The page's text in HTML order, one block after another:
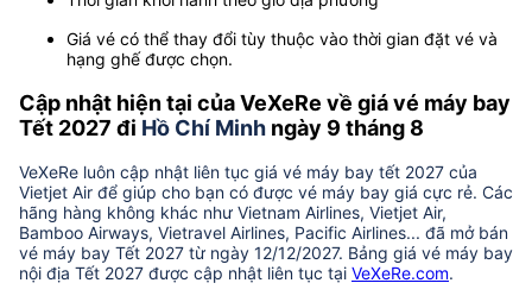
Giá vé có thể thay đổi tùy thuộc vào thời gian đặt vé và
hạng ghế được chọn.
Cập nhật hiện tại của VeXeRe về giá vé máy bay
Tết 2027 đi Hồ Chí Minh ngày 9 tháng 8
VeXeRe luôn cập nhật liên tục giá vé máy bay tết 2027 của
Vietjet Air để giúp cho bạn có được vé máy bay giá cực rẻ. Các
hãng hàng không khác như Vietnam Airlines, Vietjet Air,
Bamboo Airways, Vietravel Airlines, Pacific Airlines... đã mở bán
vé máy bay Tết 2027 từ ngày 12/12/2027. Bảng giá vé máy bay
nội địa Tết 2027 được cập nhật liên tục tại VeXeRe.com.